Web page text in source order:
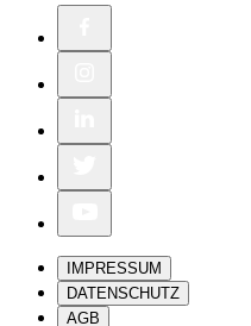
IMPRESSUM
DATENSCHUTZ
AGB